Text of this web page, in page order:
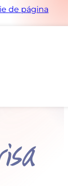
de página